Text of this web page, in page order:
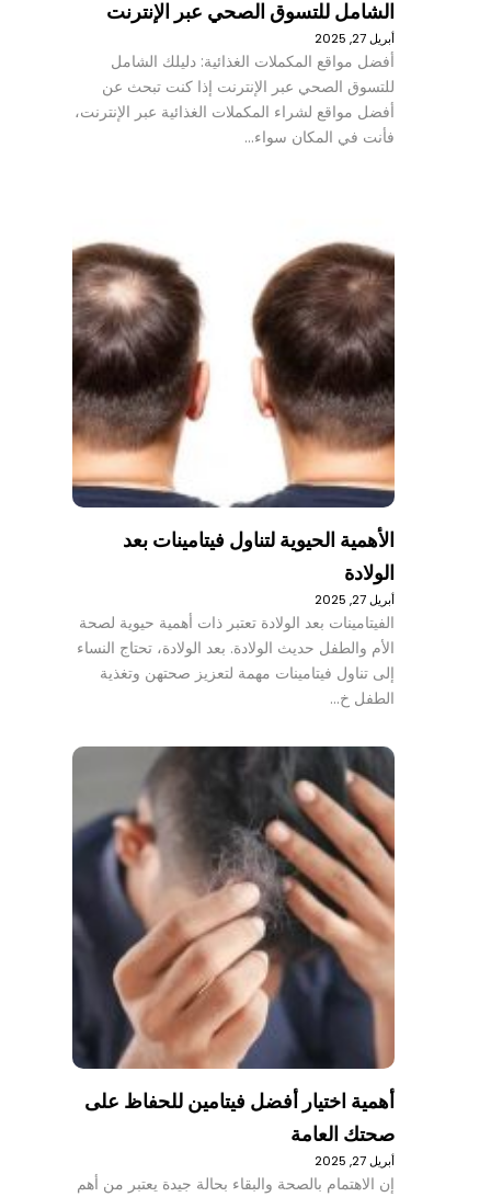
الشامل للتسوق الصحي عبر الإنترنت
أبريل 27, 2025
أفضل مواقع المكملات الغذائية: دليلك الشامل
للتسوق الصحي عبر الإنترنت إذا كنت تبحث عن
أفضل مواقع لشراء المكملات الغذائية عبر الإنترنت،
فأنت في المكان سواء…
الأهمية الحيوية لتناول فيتامينات بعد
الولادة
أبريل 27, 2025
الفيتامينات بعد الولادة تعتبر ذات أهمية حيوية لصحة
الأم والطفل حديث الولادة. بعد الولادة، تحتاج النساء
إلى تناول فيتامينات مهمة لتعزيز صحتهن وتغذية
الطفل خ…
أهمية اختيار أفضل فيتامين للحفاظ على
صحتك العامة
أبريل 27, 2025
إن الاهتمام بالصحة والبقاء بحالة جيدة يعتبر من أهم